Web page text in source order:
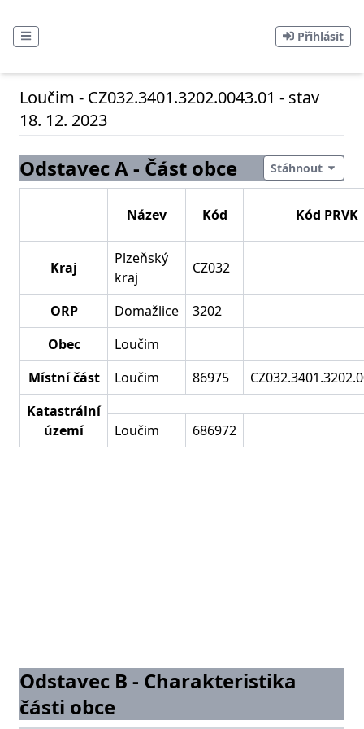
Přihlásit
Loučim - CZ032.3401.3202.0043.01 - stav
18. 12. 2023
Odstavec A - Část obce Stáhnout
Název Kód Kód PRVK
Kraj
Plzeňský
kraj
CZ032
ORP Domažlice
3202
Obec
Loučim
Místní část
Loučim 86975
Katastrální
území
Loučim 686972
Odstavec B - Charakteristika
části obce